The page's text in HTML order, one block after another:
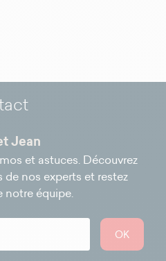
Jean
et astuces. Découvrez
nos experts et restez
notre équipe.
OK